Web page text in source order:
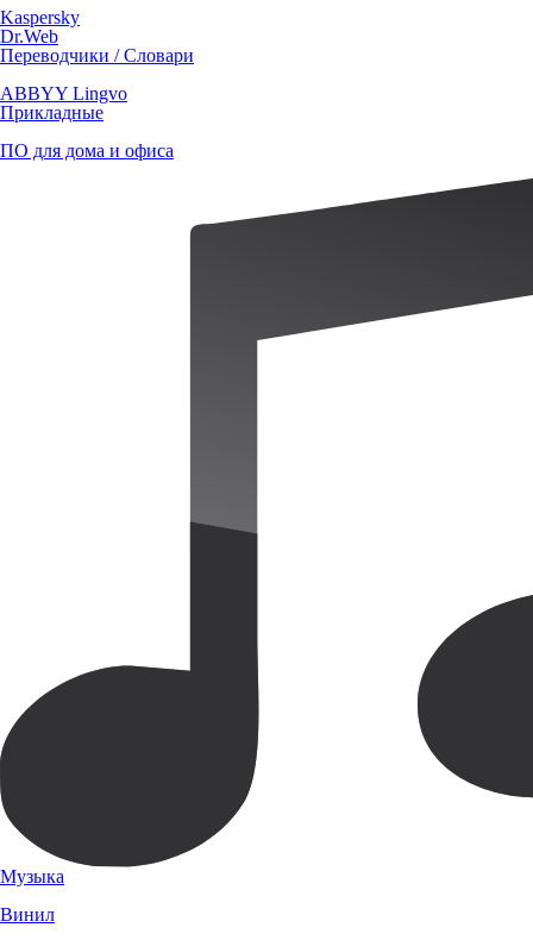
Kaspersky
Dr.Web
Переводчики / Словари
ABBYY Lingvo
Прикладные
ПО для дома и офиса
Музыка
Винил